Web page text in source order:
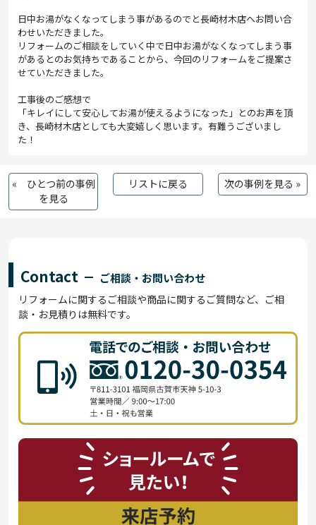
日中お湯がなくなってしまう事があるのでと長崎材木店へお問い合
わせいただきました。
リフォームのご相談をしていく中で日中お湯がなくなってしまう事
があるとのお気持ちであることから、今回のリフォームをご提案さ
せていただきました。
工事後のご感想で
「キレイにして安心してお湯が使えるようになった」とのお声を頂
き、長崎材木店としても大変嬉しく思います。有難うございまし
た！
« ひとつ前の事例
を見る
リストに戻る 次の事例を見る »
Contact ご相談・お問い合わせ
リフォームに関するご相談や商品に関するご質問など、ご相
談・お見積りは無料です。